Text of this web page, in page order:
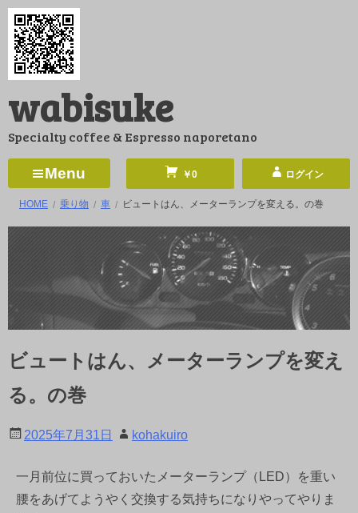
コ
ン
ツ
ス
ッ
wabisuke
Specialty coffee & Espresso naporetano
Menu ￥0 ログイン
HOME 乗り物 車 ビュートはん、メーターランプを変える。の巻
ビュートはん、メーターランプを変え
る。の巻
2025年7月31日 kohakuiro
一月前位に買っておいたメーターランプ（LED）を重い
腰をあげてようやく交換する気持ちになりやってやりま